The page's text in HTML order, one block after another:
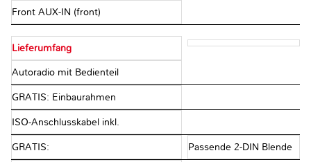
Front AUX-IN (front)
Lieferumfang
Autoradio mit Bedienteil
GRATIS: Einbaurahmen
ISO-Anschlusskabel inkl.
GRATIS: Passende 2-DIN Blende